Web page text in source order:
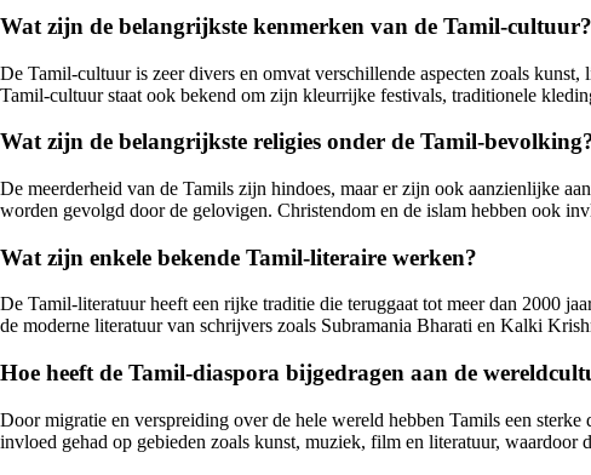
Wat zijn de belangrijkste kenmerken van de Tamil-cultuur?
De Tamil-cultuur is zeer divers en omvat verschillende aspecten zoals
Tamil-cultuur staat ook bekend om zijn kleurrijke festivals, traditionele
Wat zijn de belangrijkste religies onder de Tamil-
De meerderheid van de Tamils zijn hindoes, maar er zijn ook aanzienlijke
worden gevolgd door de gelovigen. Christendom en de islam hebben ook
Wat zijn enkele bekende Tamil-literaire werken?
De Tamil-literatuur heeft een rijke traditie die teruggaat tot meer dan 2000
de moderne literatuur van schrijvers zoals Subramania Bharati en Kalki
Hoe heeft de Tamil-diaspora bijgedragen aan de
Door migratie en verspreiding over de hele wereld hebben Tamils een
invloed gehad op gebieden zoals kunst, muziek, film en literatuur,